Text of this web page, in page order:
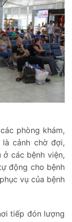
phòng khám,
cảnh chờ đợi,
ở các bệnh viện,
động cho bệnh
vụ của bệnh
tiếp đón lượng